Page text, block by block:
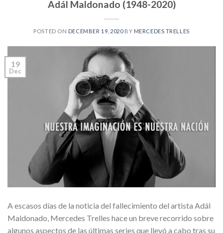
Adál Maldonado (1948-2020)
POSTED ON DECEMBER 19, 2020BY MERCEDES TRELLES
19
Dec
A escasos días de la noticia del fallecimiento del artista Adál
Maldonado, Mercedes Trelles hace un breve recorrido sobre
algunos aspectos de las últimas series que llevó a cabo tras su